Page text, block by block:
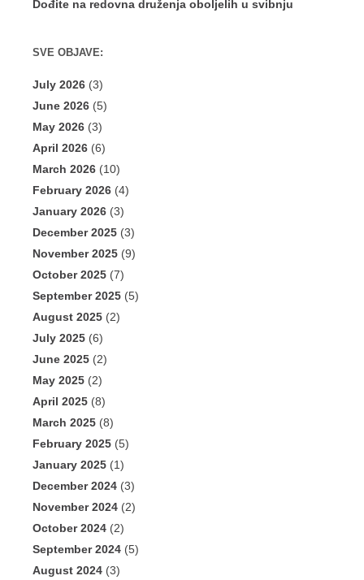
Dođite na redovna druženja oboljelih u svibnju
SVE OBJAVE:
July 2026 (3)
June 2026 (5)
May 2026 (3)
April 2026 (6)
March 2026 (10)
February 2026 (4)
January 2026 (3)
December 2025 (3)
November 2025 (9)
October 2025 (7)
September 2025 (5)
August 2025 (2)
July 2025 (6)
June 2025 (2)
May 2025 (2)
April 2025 (8)
March 2025 (8)
February 2025 (5)
January 2025 (1)
December 2024 (3)
November 2024 (2)
October 2024 (2)
September 2024 (5)
August 2024 (3)